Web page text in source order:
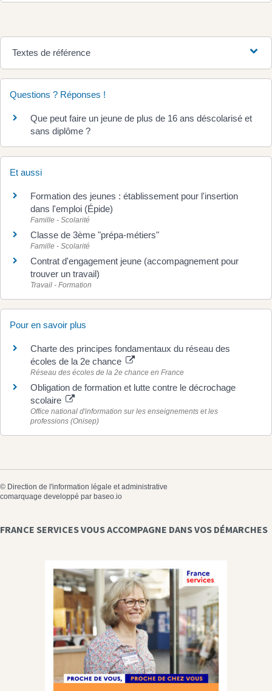
Textes de référence
Questions ? Réponses !
Que peut faire un jeune de plus de 16 ans déscolarisé et
sans diplôme ?
Et aussi
Formation des jeunes : établissement pour l'insertion
dans l'emploi (Épide)
Famille - Scolarité
Classe de 3ème "prépa-métiers"
Famille - Scolarité
Contrat d'engagement jeune (accompagnement pour
trouver un travail)
Travail - Formation
Pour en savoir plus
Charte des principes fondamentaux du réseau des
écoles de la 2e chance
Réseau des écoles de la 2e chance en France
Obligation de formation et lutte contre le décrochage
scolaire
Office national d'information sur les enseignements et les
professions (Onisep)
© Direction de l'information légale et administrative
comarquage developpé par baseo.io
FRANCE SERVICES VOUS ACCOMPAGNE DANS VOS DÉMARCHES